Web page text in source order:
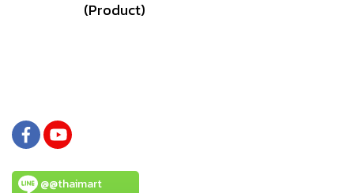
(Product)
@@thaimart